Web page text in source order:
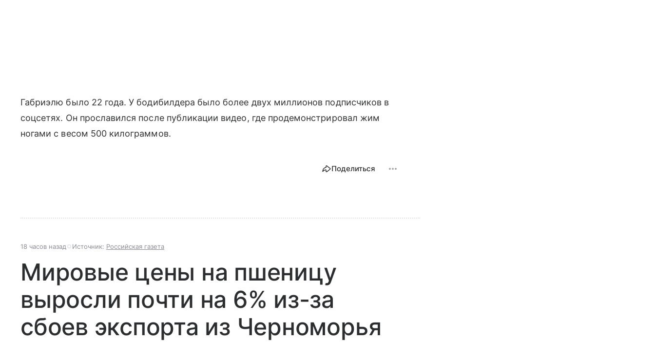
Габриэлю было 22 года. У бодибилдера было более двух миллионов подписчиков в
соцсетях. Он прославился после публикации видео, где продемонстрировал жим
ногами с весом 500 килограммов.
Поделиться
18 часов назад Источник: Российская газета
Мировые цены на пшеницу
выросли почти на 6% из-за
сбоев экспорта из Черноморья